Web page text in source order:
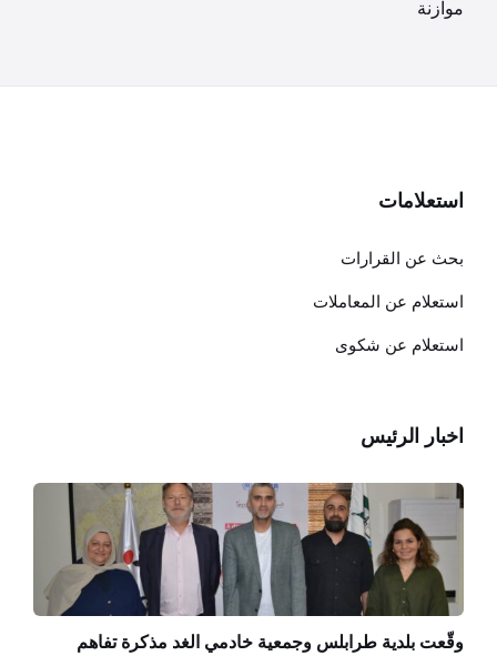
موازنة
استعلامات
بحث عن القرارات
استعلام عن المعاملات
استعلام عن شكوى
اخبار الرئيس
وقّعت بلدية طرابلس وجمعية خادمي الغد مذكرة تفاهم